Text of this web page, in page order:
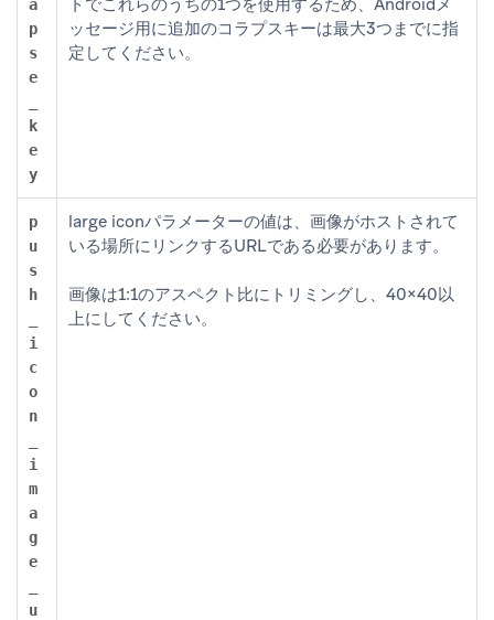
a
p
s
e
k
e
y
ッセージ用に追加のコラプスキーは最大3つまでに指
定してください。
p
u
s
h
i
c
o
n
i
m
a
g
e
u
large iconパラメーターの値は、画像がホストされて
いる場所にリンクするURLである必要があります。
画像は1:1のアスペクト比にトリミングし、40×40以
上にしてください。